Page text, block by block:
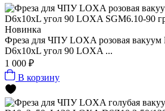
Новинка
Фреза для ЧПУ LOXA розовая вакуум
D6х10xL угол 90 LOXA ...
1 000 ₽
В корзину